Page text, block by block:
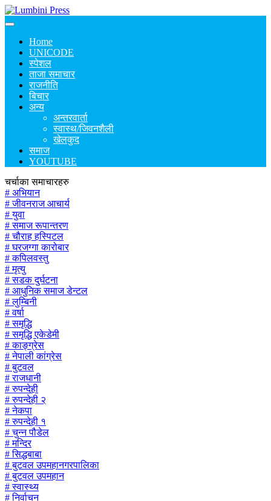
Home
UNICODE
स्पेशल
ताजा समाचार
राजनीति
बिचार
अन्य
अन्तरवार्ता
स्वास्थ/जिवनशैली
खेलकुद
समाज
YOUTUBE
चर्चाका समाचारहरु
# अभियान
# जीवनराज आचार्य
# युवा
# समाज रूपान्तरण
# चौराह हस्पिटल
# घरजग्गा कारोबार
# कपिलवस्तु
# मृत्यु
# सडक दुर्घटना
# आधुनिक समाज डेन्टल
# लुम्बिनी
# वर्षा
# समृद्धि
# समृद्धि एकेडेमी
# काङ्ग्रेस
# नेपाली कांग्रेस
# बुटवल
# राजधानी
# रुपन्देही
# रुपन्देही २
# नेकपा
# रुपन्देही १
# चुन्न पौडेल
# मन्दिर
# सिद्धबाबा
# बुटवल उपमहानगरपालिका
# बुटवल उपमहान
# स्वास्थ्य
# निर्वाचन